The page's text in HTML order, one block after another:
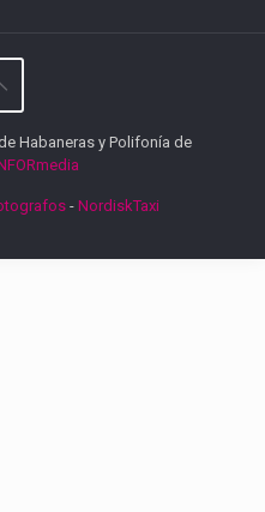
Habaneras y Polifonía de
- NordiskTaxi